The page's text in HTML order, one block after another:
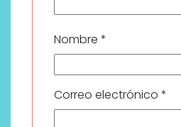
Nombre *
Correo electrónico *